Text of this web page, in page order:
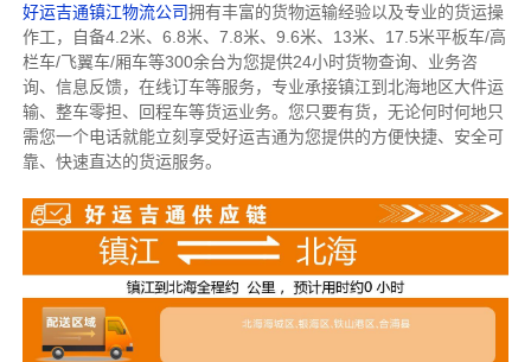
好运吉通镇江物流公司拥有丰富的货物运输经验以及专业的货运操
作工，自备4.2米、6.8米、7.8米、9.6米、13米、17.5米平板车/高
栏车/飞翼车/厢车等300余台为您提供24小时货物查询、业务咨
询、信息反馈，在线订车等服务， 专业承接镇江到北海地区大件运
输、整车零担、回程车等货运业务。 您只要有货，无论何时何地只
需您一个电话就能立刻享受好运吉通为您提供的方便快捷、安全可
靠、快速直达的货运服务。